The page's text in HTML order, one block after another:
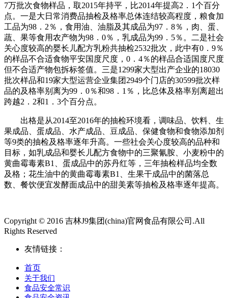
7万批次食物样品，取2015年持平，比2014年提高2．1个百分
点。一是大日常消费品抽检及格率总体连结较高程度，粮食加
工品为98．2％，食用油、油脂及其成品为97．8％，肉、蛋、
蔬、果等食用农产物为98．0％，乳成品为99．5％。二是社会
关心度较高的婴长儿配方乳粉共抽检2532批次，此中有0．9％
的样品不合适食物平安国度尺度，0．4％的样品合适国度尺度
但不合适产物包拆标签值。三是1299家大型出产企业的18030
批次样品和19家大型运营企业集团2949个门店的30599批次样
品的及格率别离为99．0％和98．1％，比总体及格率别离超出
跨越2．2和1．3个百分点。
出格是从2014至2016年的抽检环境看，调味品、饮料、生
果成品、蛋成品、水产成品、豆成品、保健食物和食物添加剂
等9类的抽检及格率逐年升高。一些社会关心度较高的品种和
目标，如乳成品和婴长儿配方食物中的三聚氰胺、小麦粉中的
黄曲霉毒素B1、蛋成品中的苏丹红等，三年抽检样品均全数
及格；花生油中的黄曲霉毒素B1、生果干成品中的菌落总
数、餐饮便宜发酵面成品中的甜美素等抽检及格率逐年提高。
Copyright © 2016 吉林J9集团(china)官网食品有限公司.All
Rights Reserved
友情链接：
首页
关于我们
食品安全常识